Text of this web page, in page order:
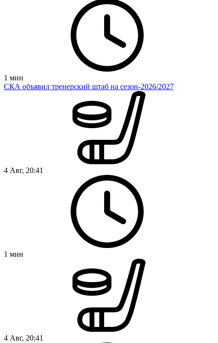
1 мин
СКА объявил тренерский штаб на сезон-2026/2027
4 Авг, 20:41
1 мин
4 Авг, 20:41